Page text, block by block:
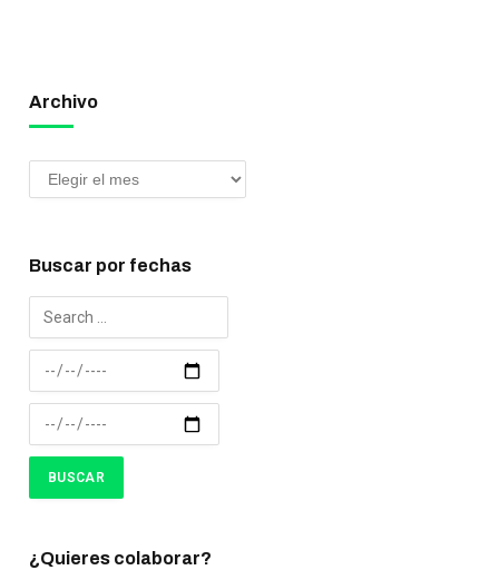
Archivo
Buscar por fechas
¿Quieres colaborar?